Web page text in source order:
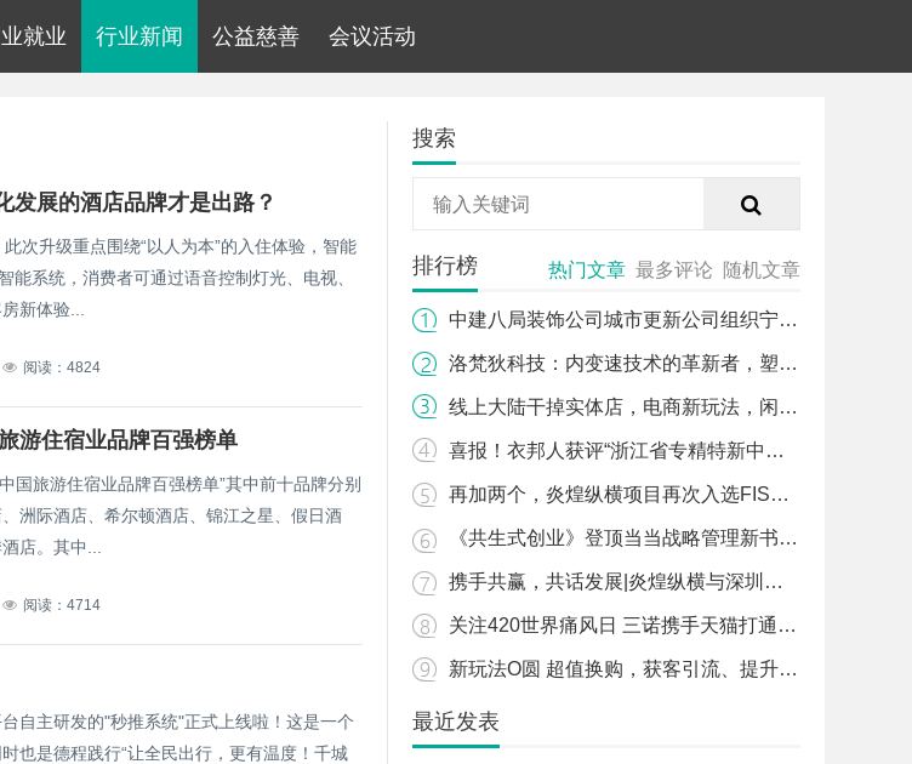
就业 行业新闻 公益慈善 会议活动
发展的酒店品牌才是出路？
次升级重点围绕“以人为本”的入住体验，智能
能系统，消费者可通过语音控制灯光、电视、
新体验...
阅读：4824
游住宿业品牌百强榜单
国旅游住宿业品牌百强榜单”其中前十品牌分别
洲际酒店、希尔顿酒店、锦江之星、假日酒
店。其中...
阅读：4714
自主研发的"秒推系统"正式上线啦！这是一个
也是德程践行“让全民出行，更有温度！千城
搜索
排行榜 热门文章 最多评论 随机文章
中建八局装饰公司城市更新公司组织宁波轨道交通8号线一期及场段评杯创优培训交流会
洛梵狄科技：内变速技术的革新者，塑造未来骑行新趋势
线上大陆干掉实体店，电商新玩法，闲来无事，聊聊天，闲置商品换来换去，换心情，
喜报！衣邦人获评“浙江省专精特新中小企业”
再加两个，炎煌纵横项目再次入选FISCO年度标杆案例
《共生式创业》登顶当当战略管理新书榜，引领商业模式创新潮
携手共赢，共话发展|炎煌纵横与深圳市企业联合会达成战略合作
关注420世界痛风日 三诺携手天猫打通年轻患者认知最后一公里
新玩法O圆 超值换购，获客引流、提升销量，免费发布商品
最近发表